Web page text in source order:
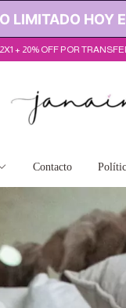
LIMITADO HOY
2X1 + 6 CUOTAS SIN
Contacto